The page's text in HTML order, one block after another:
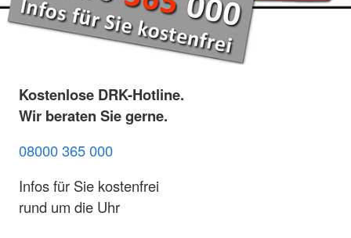
Kostenlose DRK-Hotline.
Wir beraten Sie gerne.
08000 365 000
Infos für Sie kostenfrei
rund um die Uhr